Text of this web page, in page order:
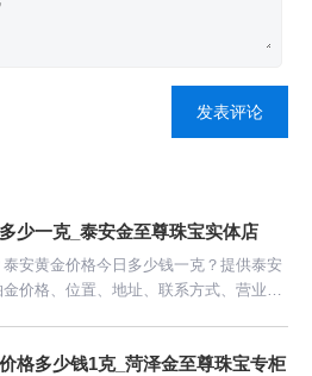
发表评论
少一克_泰安金至尊珠宝实体店
安黄金价格今日多少钱一克？提供泰安
价格、位置、地址、联系方式、营业时
格多少钱1克_菏泽金至尊珠宝专柜